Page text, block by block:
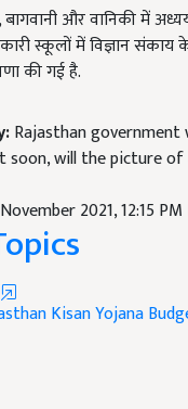
बागवानी और वानिकी में
स्कूलों में विज्ञान
की गई है.
Rajasthan government
soon, will the picture
2021, 12:15 PM
Kisan Yojana